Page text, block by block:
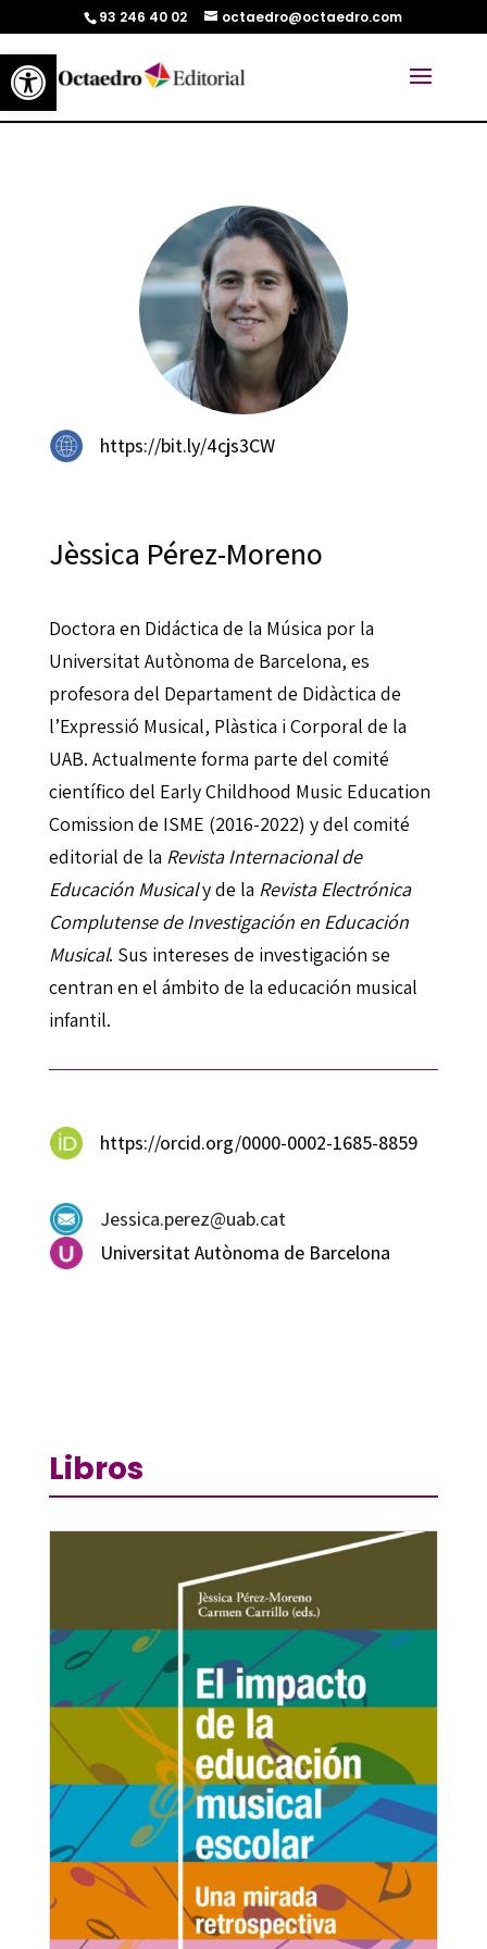
Abrir barra de herramientas
93 246 40 02 octaedro@octaedro.com
https://bit.ly/4cjs3CW
Jèssica Pérez-Moreno
Doctora en Didáctica de la Música por la
Universitat Autònoma de Barcelona, es
profesora del Departament de Didàctica de
l’Expressió Musical, Plàstica i Corporal de la
UAB. Actualmente forma parte del comité
científico del Early Childhood Music Education
Comission de ISME (2016-2022) y del comité
editorial de la Revista Internacional de
Educación Musicaly de la Revista Electrónica
Complutense de Investigación en Educación
Musical. Sus intereses de investigación se
centran en el ámbito de la educación musical
infantil.
https://orcid.org/0000-0002-1685-8859
Jessica.perez@uab.cat
Universitat Autònoma de Barcelona
Libros